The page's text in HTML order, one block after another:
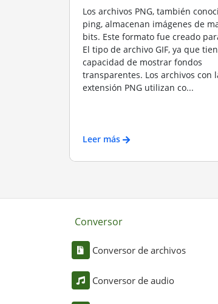
Los archivos PNG, también
ping, almacenan imágenes de
bits. Este formato fue creado
El tipo de archivo GIF, ya que
capacidad de mostrar fondos
transparentes. Los archivos con
extensión PNG utilizan co...
Leer más
Conversor
Conversor de archivos
Conversor de audio